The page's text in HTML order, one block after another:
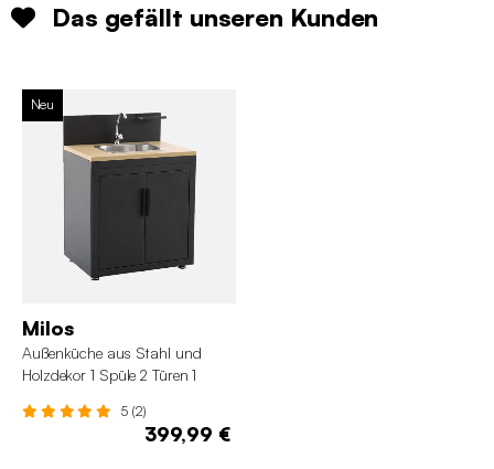
Das gefällt unseren Kunden
Neu
Milos
Außenküche aus Stahl und
Holzdekor 1 Spüle 2 Türen 1
5 (2)
399,99 €